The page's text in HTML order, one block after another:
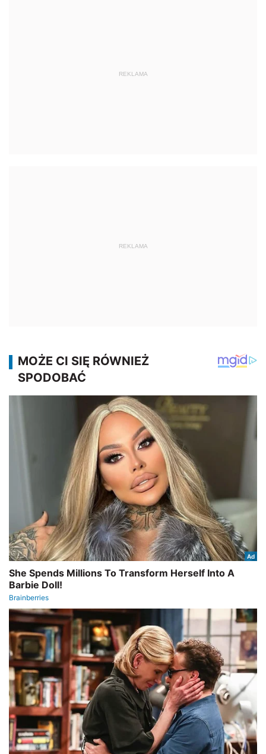
REKLAMA
REKLAMA